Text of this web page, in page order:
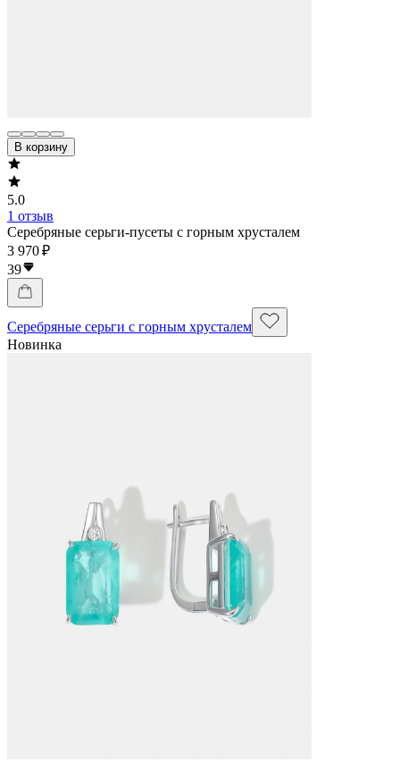
В корзину
5.0
1 отзыв
Серебряные серьги-пусеты с горным хрусталем
3 970 ₽
39
Серебряные серьги с горным хрусталем
Новинка